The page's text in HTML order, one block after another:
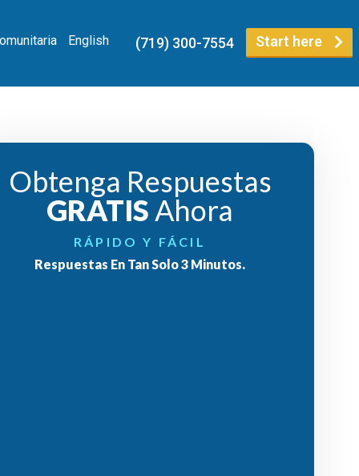
English Start here
(719) 300-7554
Obtenga Respuestas
GRATIS Ahora
RÁPIDO Y FÁCIL
Respuestas En Tan Solo 3 Minutos.